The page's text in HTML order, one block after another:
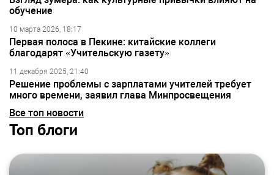
обучение
10 марта 2026, 18:17
Первая полоса в Пекине: китайские коллеги
благодарят «Учительскую газету»
11 декабря 2025, 21:40
Решение проблемы с зарплатами учителей требует
много времени, заявил глава Минпросвещения
Все топ новости
Топ блоги